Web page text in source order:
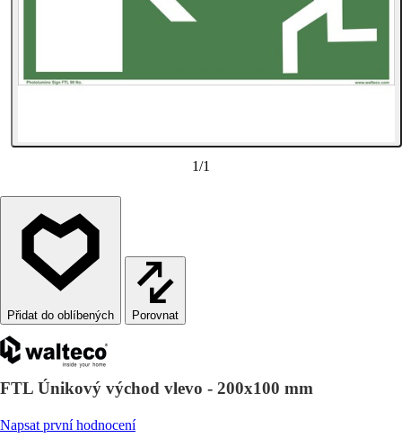
1/1
Porovnat
FTL Únikový východ vlevo - 200x100 mm
Napsat první hodnocení